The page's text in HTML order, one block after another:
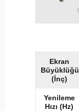
Ekran
Büyüklüğü
(İnç)
Yenileme
Hızı (Hz)